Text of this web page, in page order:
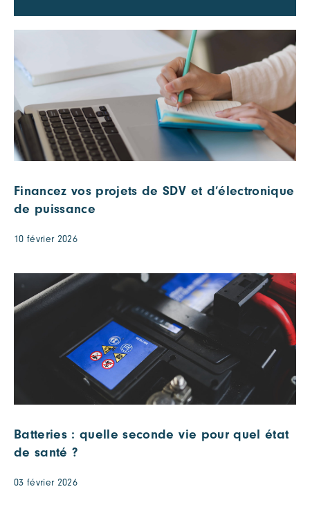
Financez vos projets de SDV et d’électronique
de puissance
10 février 2026
Batteries : quelle seconde vie pour quel état
de santé ?
03 février 2026